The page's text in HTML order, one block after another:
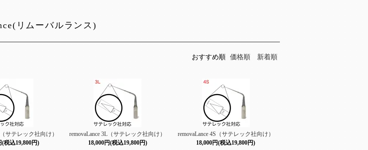
リムーバルランス)
おすすめ順 価格順 新着順
サテレック社向け）
(税込19,800円)
removaLance 3L（サテレック社向け）
18,000円(税込19,800円)
removaLance 4S（サテレック社向け）
18,000円(税込19,800円)